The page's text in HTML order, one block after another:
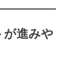
進みや